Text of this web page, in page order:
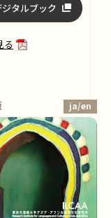
ジタルブック
る
ja/en